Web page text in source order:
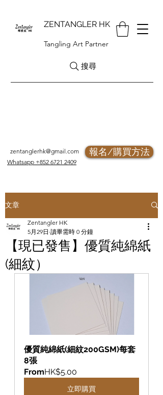
ZENTANGLER HK
Tangling Art Partner
搜尋
zentanglerhk@gmail.com
Whatsapp +852 6721 2409
報名/購買方法
文章
【現已發售】優質純綿紙
(細紋）
Zentangler HK
5月29日 讀畢需時 0 分鐘
優質純綿紙(細紋200GSM)每套
8張
FromHK$5.00
立即購買